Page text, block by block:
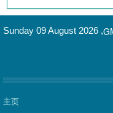
Sunday 09 August 2026 ,
主页